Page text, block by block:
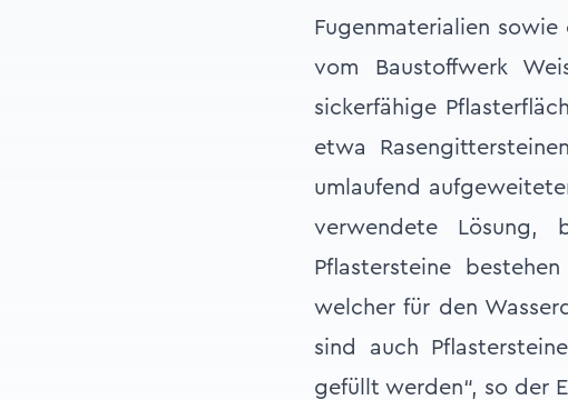
Fugenmaterialien
vom Baustoffwerk
sickerfähige
etwa
umlaufend
verwendete Lösung,
Pflastersteine
welcher für den
sind auch
gefüllt werden“, so der